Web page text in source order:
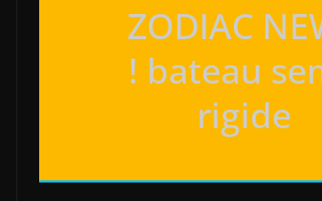
ZODIAC
! bateau
rigide